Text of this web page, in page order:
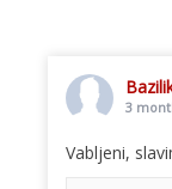
3
Vabljeni,